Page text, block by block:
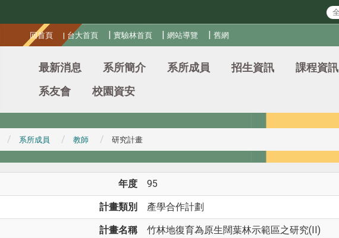
回首頁 | 台大首頁 | 實驗林首頁 |網站導覽 |舊網
最新消息 系所簡介 系所成員 招生資訊 課程資訊
系友會
校園資安
系所成員 教師 研究計畫
年度 95
計畫類別 產學合作計劃
計畫名稱 竹林地復育為原生闊葉林示範區之研究(II)